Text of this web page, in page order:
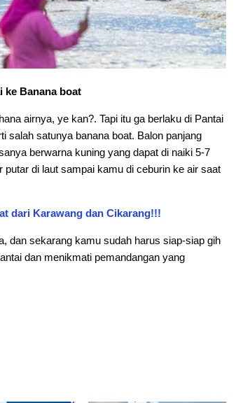
ke Banana boat
airnya, ye kan?. Tapi itu ga berlaku di Pantai
salah satunya banana boat. Balon panjang
berwarna kuning yang dapat di naiki 5-7
di laut sampai kamu di ceburin ke air saat
dari Karawang dan Cikarang!!!
dan sekarang kamu sudah harus siap-siap gih
dan menikmati pemandangan yang